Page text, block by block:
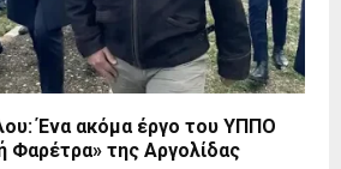
Ένα ακόμα έργο του ΥΠΠΟ
Φαρέτρα» της Αργολίδας